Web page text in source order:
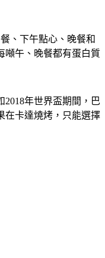
（Tite）也不能喝杯巴
、下午點心、晚餐和
午、晚餐都有蛋白質
2018年世界盃期間，巴
卡達燒烤，只能選擇